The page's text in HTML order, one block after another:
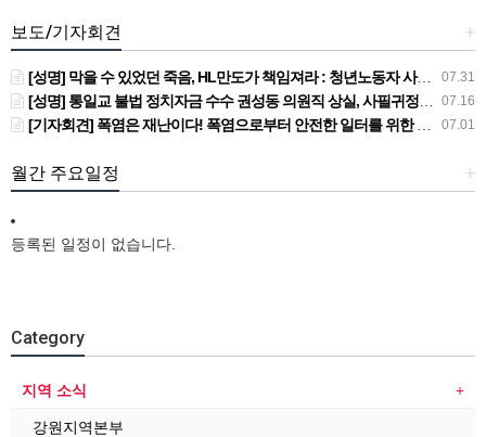
+
보도/기자회견
07.31
[성명] 막을 수 있었던 죽음, HL만도가 책임져라 : 청년노동자 사망사고의 철저한 진상규명과 재발방지 대책 마련하라
07.16
[성명] 통일교 불법 정치자금 수수 권성동 의원직 상실, 사필귀정이다
07.01
[기자회견] 폭염은 재난이다! 폭염으로부터 안전한 일터를 위한 민주노총 강원지역본부 폭염감시단 선포 기자회견
+
월간 주요일정
등록된 일정이 없습니다.
Category
지역 소식
강원지역본부